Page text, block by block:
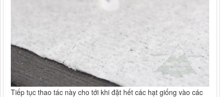
Tiếp tục thao tác này cho tới khi đặt hết các hạt giống vào các